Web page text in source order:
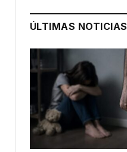
ÚLTIMAS NOTICIAS